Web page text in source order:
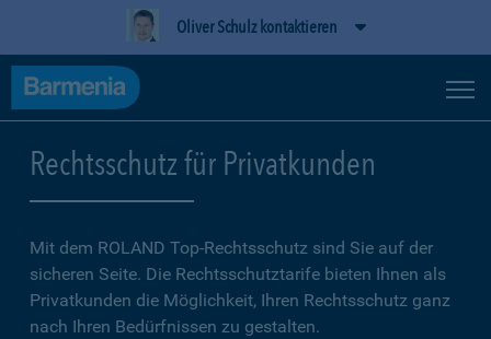
Oliver Schulz kontaktieren
Rechtsschutz für Privatkunden
Mit dem ROLAND Top-Rechtsschutz sind Sie auf der
sicheren Seite. Die Rechtsschutztarife bieten Ihnen als
Privatkunden die Möglichkeit, Ihren Rechtsschutz ganz
nach Ihren Bedürfnissen zu gestalten.